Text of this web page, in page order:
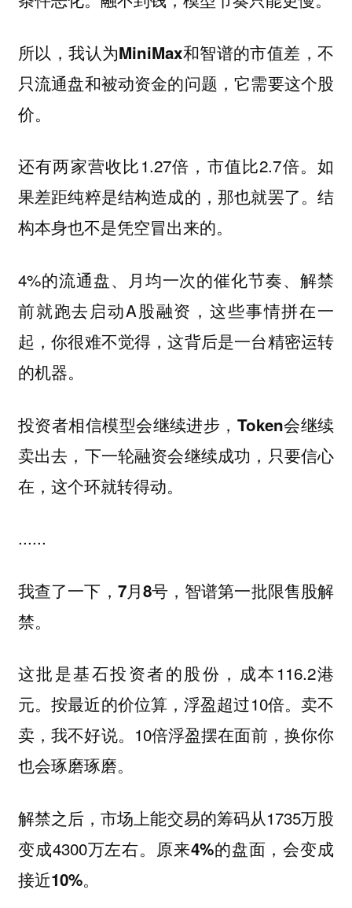
所以，我认为MiniMax和智谱的市值差，不
只流通盘和被动资金的问题，它需要这个股
价。
还有两家营收比1.27倍，市值比2.7倍。如
果差距纯粹是结构造成的，那也就罢了。结
构本身也不是凭空冒出来的。
4%的流通盘、月均一次的催化节奏、解禁
前就跑去启动A股融资，这些事情拼在一
起，你很难不觉得，这背后是一台精密运转
的机器。
投资者相信模型会继续进步，Token会继续
卖出去，下一轮融资会继续成功，只要信心
在，这个环就转得动。
......
我查了一下，7月8号，智谱第一批限售股解
禁。
这批是基石投资者的股份，成本116.2港
元。按最近的价位算，浮盈超过10倍。卖不
卖，我不好说。10倍浮盈摆在面前，换你你
也会琢磨琢磨。
解禁之后，市场上能交易的筹码从1735万股
变成4300万左右。 原来4%的盘面，会变成
接近10%。